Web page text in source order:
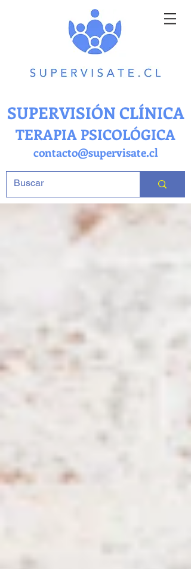
SUPERVISIÓN CLÍNICA
TERAPIA PSICOLÓGICA
contacto@supervisate.cl